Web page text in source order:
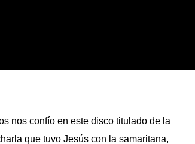
nos confío en este disco titulado de la
que tuvo Jesús con la samaritana,